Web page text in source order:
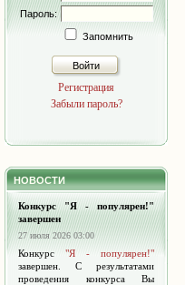
Пароль:
Запомнить
Войти
Регистрация
Забыли пароль?
НОВОСТИ
Конкурс "Я - популярен!"
завершен
27 июля 2026 03:00
Конкурс "Я - популярен!"
завершен. С результатами
проведения конкурса Вы